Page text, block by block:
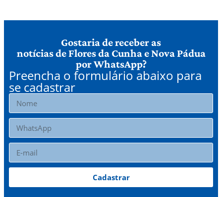
Gostaria de receber as
notícias de Flores da Cunha e Nova Pádua
por WhatsApp?
Preencha o formulário abaixo para
se cadastrar
Cadastrar